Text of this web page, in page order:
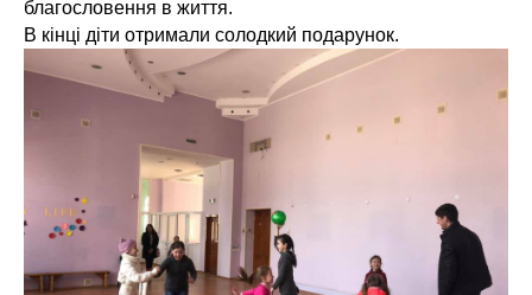
благословення в життя.
В кінці діти отримали солодкий подарунок.